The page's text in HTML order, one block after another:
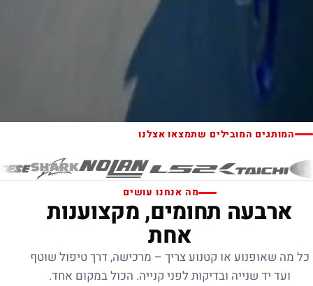
המותגים המובילים שתמצאו אצלנו
מה אנחנו עושים
ארבעה תחומים, מקצוענות
אחת
כל מה שאופנוע או קטנוע צריך – מרכישה, דרך טיפול שוטף
ועד יד שנייה ובדיקות לפני קנייה. הכול במקום אחד.